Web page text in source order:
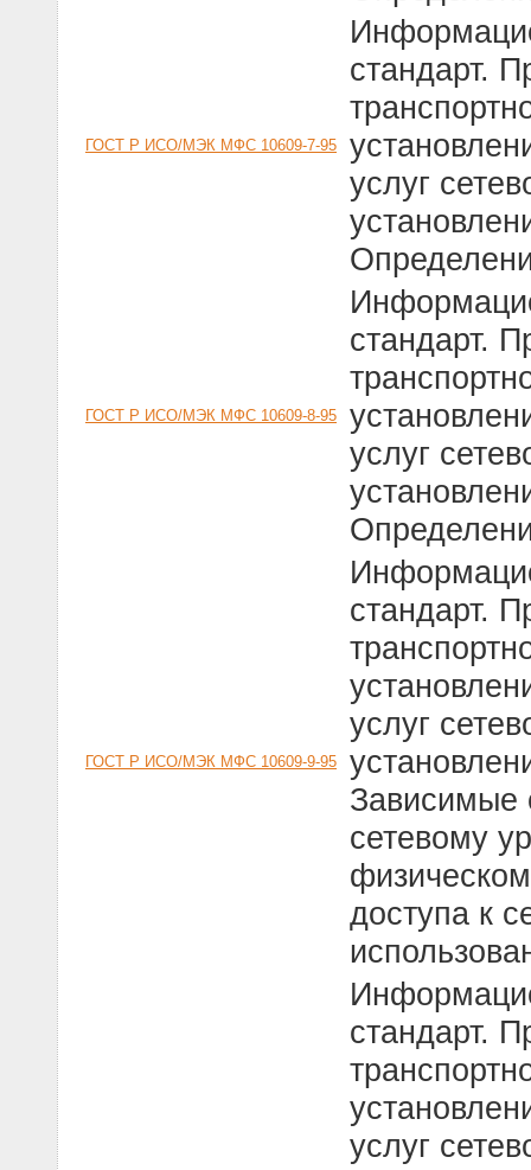
ГОСТ Р ИСО/МЭК МФС 10609-7-95
стандарт.
услуг
ГОСТ Р ИСО/МЭК МФС 10609-8-95
стандарт.
услуг
ГОСТ Р ИСО/МЭК МФС 10609-9-95
стандарт.
услуг
Зависимые
сетевому
доступа к
стандарт.
услуг